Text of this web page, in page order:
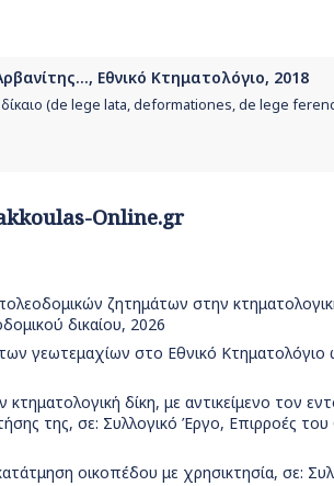
Εθνικό Κτηματολόγιο, 2018
δίκαιο (de lege lata, deformationes, de lege
Online.gr
ζητημάτων στην
δικαίου, 2026
γεωτεμαχίων στο Εθνικό
δίκη, με αντικείμενο τον
της, σε: Συλλογικό Έργο, Επιρροές
οικοπέδου με χρησικτησία, σε: